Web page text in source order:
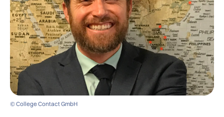
© College Contact GmbH